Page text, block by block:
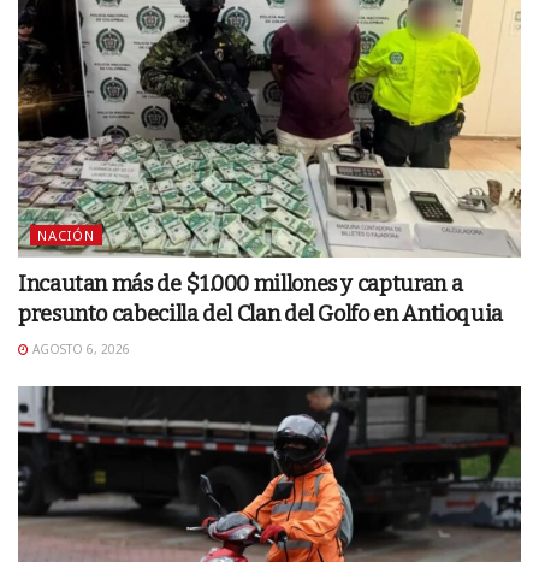
NACIÓN
Incautan más de $1.000 millones y capturan a
presunto cabecilla del Clan del Golfo en Antioquia
AGOSTO 6, 2026